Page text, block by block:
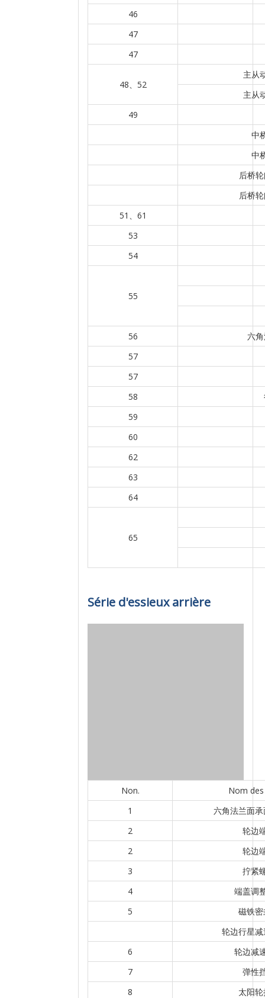
46
47
47
48、52
主从
主从
49
中
中
后桥
后桥
51、61
53
54
55
56
六
57
57
58
59
60
62
63
64
65
Série d'essieux arrière
Non.
Nom
1
六角法兰面
2
轮边
2
轮边
3
拧紧
4
端盖调
5
磁铁
轮边行星
6
轮边减
7
弹性
8
太阳